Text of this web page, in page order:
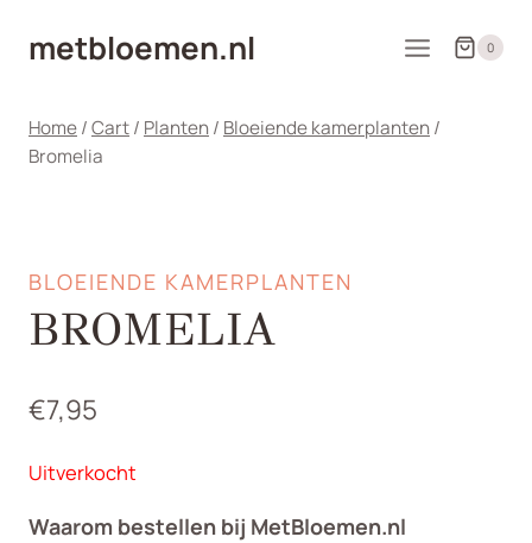
naarmetbloemen.nl 0
Home/Cart/ Planten/ Bloeiende kamerplanten/
Bromelia
BLOEIENDE KAMERPLANTEN
BROMELIA
€7,95
Uitverkocht
Waarom bestellen bij MetBloemen.nl